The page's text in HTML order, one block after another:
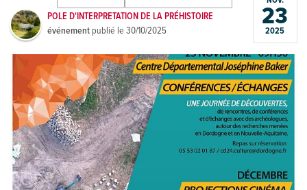
POLE D'INTERPRETATION DE LA PRÉHISTOIRE
événement publié le30/10/2025 23
2025